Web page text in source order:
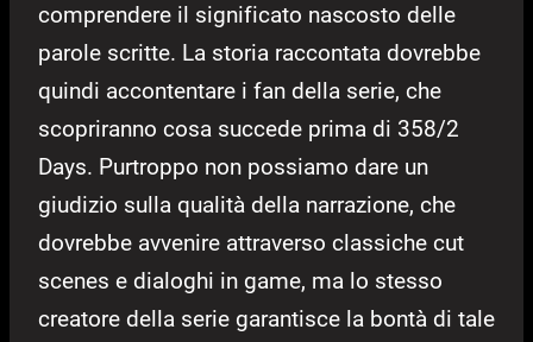
comprendere il significato nascosto delle
parole scritte. La storia raccontata dovrebbe
quindi accontentare i fan della serie, che
scopriranno cosa succede prima di 358/2
Days. Purtroppo non possiamo dare un
giudizio sulla qualità della narrazione, che
dovrebbe avvenire attraverso classiche cut
scenes e dialoghi in game, ma lo stesso
creatore della serie garantisce la bontà di tale